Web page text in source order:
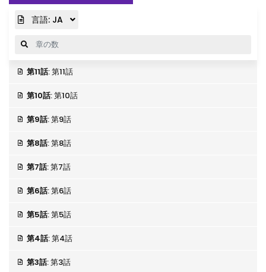
言語: JA
第11話: 第11話
第10話: 第10話
第9話: 第9話
第8話: 第8話
第7話: 第7話
第6話: 第6話
第5話: 第5話
第4話: 第4話
第3話: 第3話